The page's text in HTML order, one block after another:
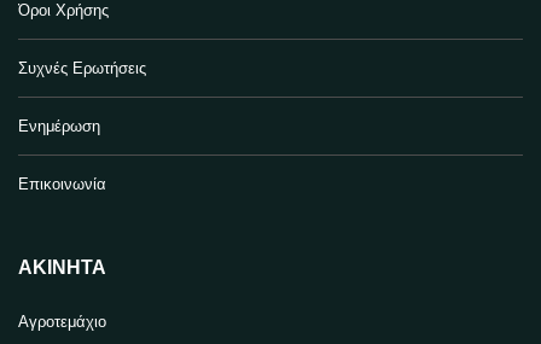
Όροι Χρήσης
Συχνές Ερωτήσεις
Ενημέρωση
Επικοινωνία
ΑΚΊΝΗΤΑ
Αγροτεμάχιο